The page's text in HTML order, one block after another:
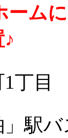
ーム
丁目
駅